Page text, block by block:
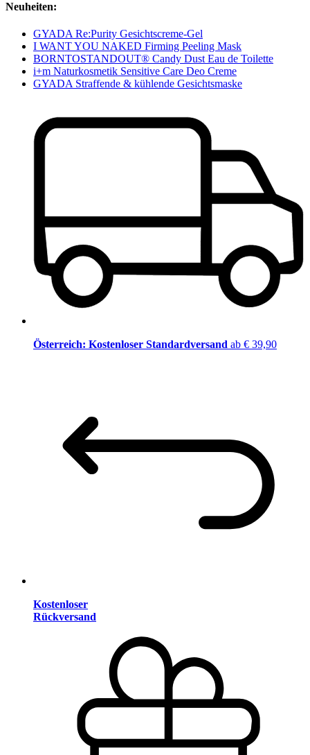
Neuheiten:
GYADA Re:Purity Gesichtscreme-Gel
I WANT YOU NAKED Firming Peeling Mask
BORNTOSTANDOUT® Candy Dust Eau de Toilette
i+m Naturkosmetik Sensitive Care Deo Creme
GYADA Straffende & kühlende Gesichtsmaske
Österreich: Kostenloser Standardversand ab € 39,90
Kostenloser
Rückversand